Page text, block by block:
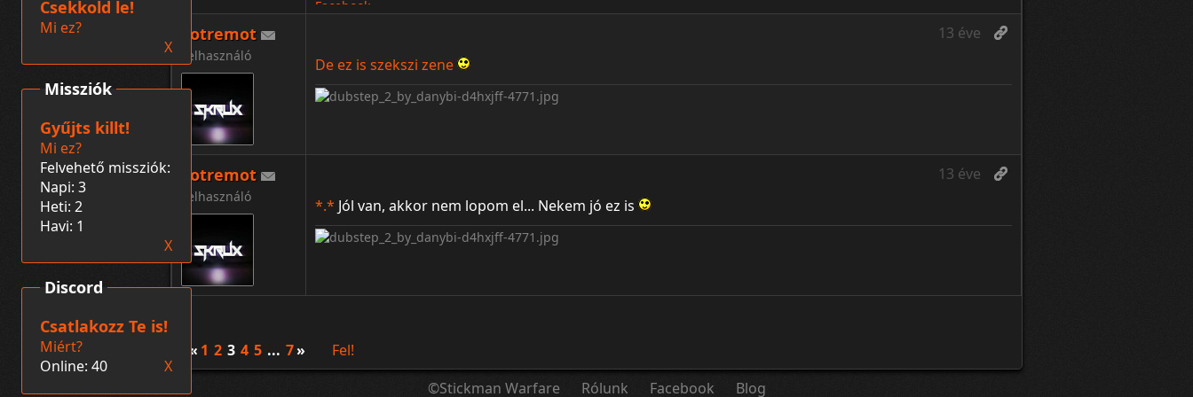
Facebook
Fotremot
Felhasználó
13 éve
De ez is szekszi zene
Fotremot
Felhasználó
13 éve
*.* Jól van, akkor nem lopom el... Nekem jó ez is
« 1 2 3 4 5 ... 7»
Fel!
©Stickman Warfare
Rólunk Facebook Blog
Discord
Csatlakozz Te is!
Miért?
Online: 40
X
Missziók
Gyűjts killt!
Mi ez?
Felvehető missziók:
Napi: 3
Heti: 2
Havi: 1
X
Csekkold le!
Mi ez?
X